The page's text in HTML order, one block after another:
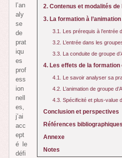
2. Contenus et modalités
3. La formation à l’animation
3.1. Les prérequis à l’entrée
3.2. L’entrée dans les
3.3. La conduite de groupe
4. Les effets de la
4.1. Le savoir analyser sa
4.2. L’animation de groupe
4.3. Spécificité et plus-value
Conclusion et perspectives
Références bibliographiques
Annexe
Notes
l’an
aly
se
de
prat
iqu
es
prof
ess
ion
nell
es,
j’ai
acc
ept
é le
défi